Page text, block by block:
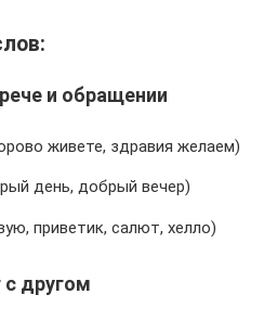
и обращении
живете, здравия желаем)
день, добрый вечер)
приветик, салют, хелло)
с другом